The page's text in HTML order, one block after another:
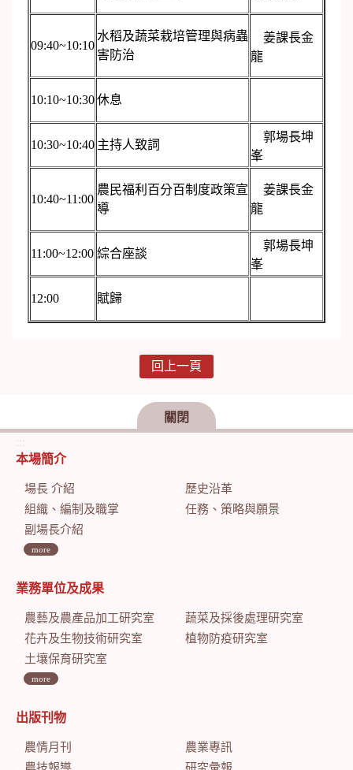
09:40~10:10
水稻及蔬菜栽培管理與病蟲
害防治
姜課長金
龍
10:10~10:30休息
10:30~10:40 主持人致詞
郭場長坤
峯
10:40~11:00
農民福利百分百制度政策宣
導
姜課長金
龍
11:00~12:00 綜合座談
郭場長坤
峯
12:00 賦歸
回上一頁
關閉
:::
本場簡介
場長 介紹
歷史沿革
組織、編制及職掌
任務、策略與願景
副場長介紹
more
業務單位及成果
農藝及農產品加工研究室
蔬菜及採後處理研究室
花卉及生物技術研究室
植物防疫研究室
土壤保育研究室
more
出版刊物
農情月刊
農業專訊